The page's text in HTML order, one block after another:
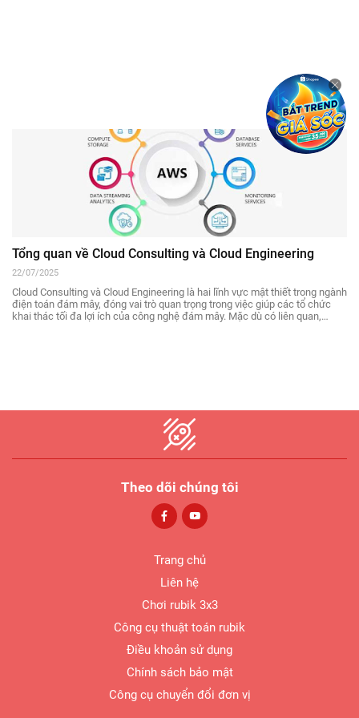
Tổng quan về Cloud Consulting và Cloud Engineering
22/07/2025
Cloud Consulting và Cloud Engineering là hai lĩnh vực mật thiết trong ngành
điện toán đám mây, đóng vai trò quan trọng trong việc giúp các tổ chức
khai thác tối đa lợi ích của công nghệ đám mây. Mặc dù có liên quan,
Theo dõi chúng tôi
Trang chủ
Liên hệ
Chơi rubik 3x3
Công cụ thuật toán rubik
Điều khoản sử dụng
Chính sách bảo mật
Công cụ chuyển đổi đơn vị